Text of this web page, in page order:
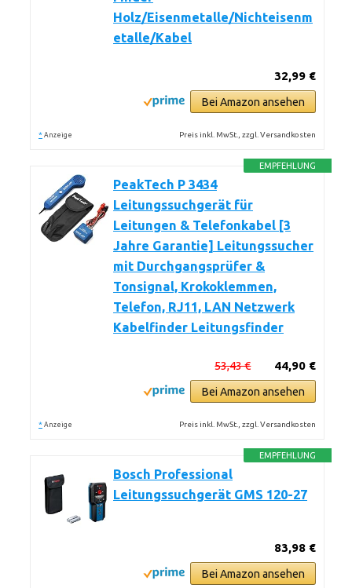
Holz/Eisenmetalle/Nichteisenm
etalle/Kabel
32,99 €
Bei Amazon ansehen
* Anzeige Preis inkl. MwSt., zzgl. Versandkosten
EMPFEHLUNG
PeakTech P 3434
Leitungssuchgerät für
Leitungen & Telefonkabel [3
Jahre Garantie] Leitungssucher
mit Durchgangsprüfer &
Tonsignal, Krokoklemmen,
Telefon, RJ11, LAN Netzwerk
Kabelfinder Leitungsfinder
44,90 €
53,43 €
Bei Amazon ansehen
* Anzeige Preis inkl. MwSt., zzgl. Versandkosten
EMPFEHLUNG
Bosch Professional
Leitungssuchgerät GMS 120-27
83,98 €
Bei Amazon ansehen